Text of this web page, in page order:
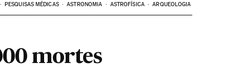
PESQUISAS MÉDICAS ASTRONOMIA ASTROFÍSICA ARQUEOLOGIA
mortes